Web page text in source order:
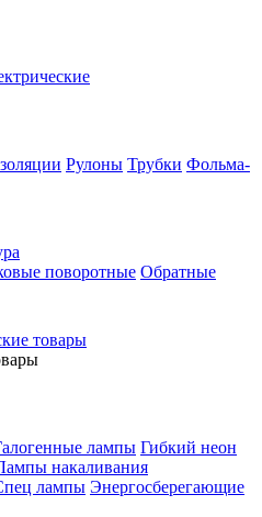
Рулоны Трубки Фольма-
поворотные Обратные
товары
лампы Гибкий неон
накаливания
лампы Энергосберегающие